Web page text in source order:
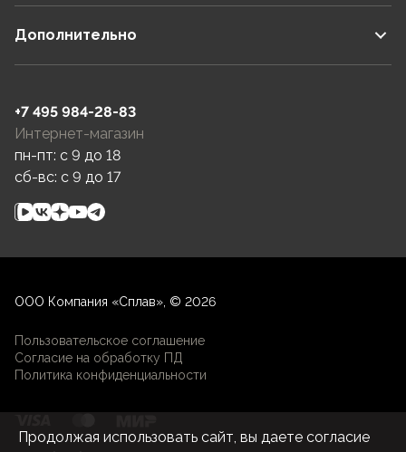
Дополнительно
+7 495 984-28-83
Интернет-магазин
пн-пт: c 9 до 18
сб-вс: c 9 до 17
ООО Компания «Сплав», © 2026
Пользовательское соглашение
Согласие на обработку ПД
Политика конфиденциальности
Продолжая использовать сайт, вы даете согласие